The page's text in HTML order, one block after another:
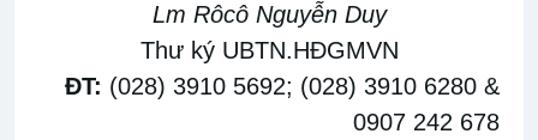
Lm Rôcô Nguyễn Duy
Thư ký UBTN.HĐGMVN
ĐT: (028) 3910 5692; (028) 3910 6280 &
0907 242 678